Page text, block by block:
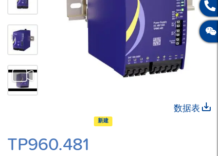
TP960.481
新建
数据表
图
像